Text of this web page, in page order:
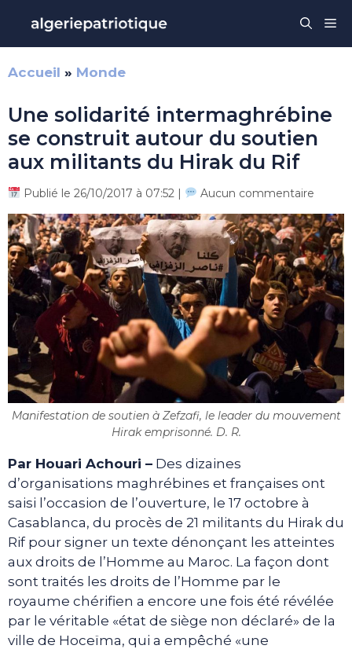
contenu
Accueil » Monde
Une solidarité intermaghrébine
se construit autour du soutien
aux militants du Hirak du Rif
Publié le 26/10/2017 à 07:52 | Aucun commentaire
Manifestation de soutien à Zefzafi, le leader du mouvement
Hirak emprisonné. D. R.
Par Houari Achouri – Des dizaines
d’organisations maghrébines et françaises ont
saisi l’occasion de l’ouverture, le 17 octobre à
Casablanca, du procès de 21 militants du Hirak du
Rif pour signer un texte dénonçant les atteintes
aux droits de l’Homme au Maroc. La façon dont
sont traités les droits de l’Homme par le
royaume chérifien a encore une fois été révélée
par le véritable «état de siège non déclaré» de la
ville de Hoceïma, qui a empêché «une